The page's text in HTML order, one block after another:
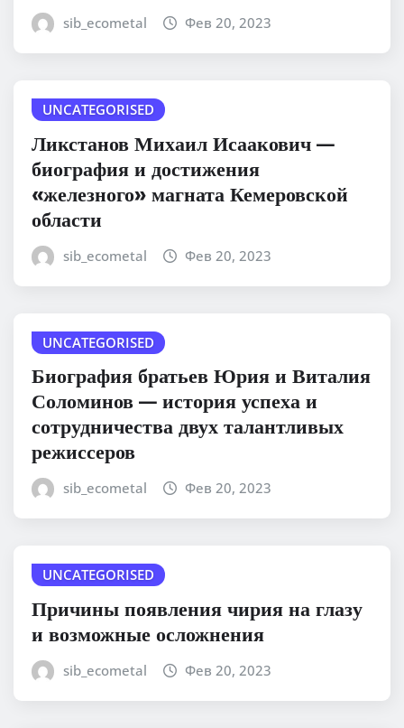
sib_ecometal Фев 20, 2023
UNCATEGORISED
Ликстанов Михаил Исаакович —
биография и достижения
«железного» магната Кемеровской
области
sib_ecometal Фев 20, 2023
UNCATEGORISED
Биография братьев Юрия и Виталия
Соломинов — история успеха и
сотрудничества двух талантливых
режиссеров
sib_ecometal Фев 20, 2023
UNCATEGORISED
Причины появления чирия на глазу
и возможные осложнения
sib_ecometal Фев 20, 2023